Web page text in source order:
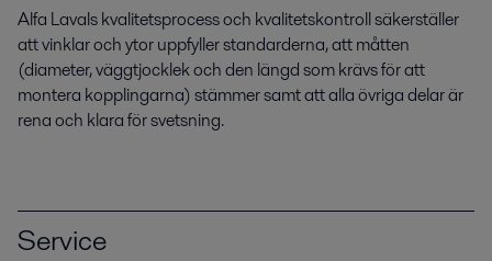
Alfa Lavals kvalitetsprocess och kvalitetskontroll säkerställer
att vinklar och ytor uppfyller standarderna, att måtten
(diameter, väggtjocklek och den längd som krävs för att
montera kopplingarna) stämmer samt att alla övriga delar är
rena och klara för svetsning.
Service